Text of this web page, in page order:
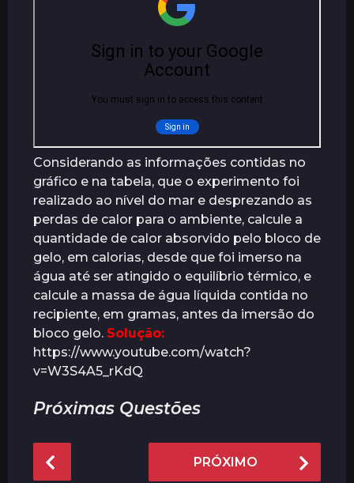
Considerando as informações contidas no
gráfico e na tabela, que o experimento foi
realizado ao nível do mar e desprezando as
perdas de calor para o ambiente, calcule a
quantidade de calor absorvido pelo bloco de
gelo, em calorias, desde que foi imerso na
água até ser atingido o equilíbrio térmico, e
calcule a massa de água líquida contida no
recipiente, em gramas, antes da imersão do
bloco gelo. Solução:
https://www.youtube.com/watch?
v=W3S4A5_rKdQ
Próximas Questões
o
PRÓXIMO